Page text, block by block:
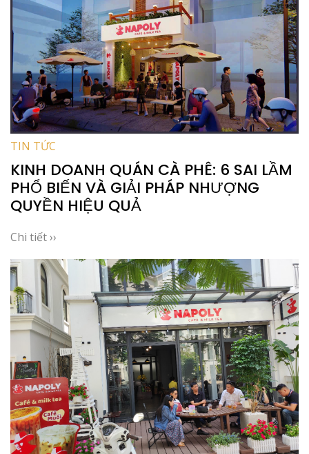
TIN TỨC
KINH DOANH QUÁN CÀ PHÊ: 6 SAI LẦM
PHỔ BIẾN VÀ GIẢI PHÁP NHƯỢNG
QUYỀN HIỆU QUẢ
Chi tiết ››